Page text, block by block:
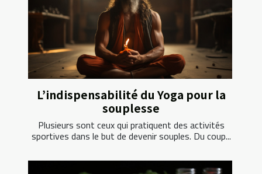
L’indispensabilité du Yoga pour la
souplesse
Plusieurs sont ceux qui pratiquent des activités
sportives dans le but de devenir souples. Du coup...